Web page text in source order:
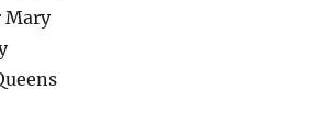
Mary